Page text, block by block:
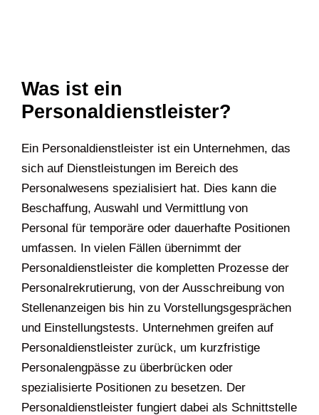
Was ist ein
Personaldienstleister?
Ein Personaldienstleister ist ein Unternehmen, das
sich auf Dienstleistungen im Bereich des
Personalwesens spezialisiert hat. Dies kann die
Beschaffung, Auswahl und Vermittlung von
Personal für temporäre oder dauerhafte Positionen
umfassen. In vielen Fällen übernimmt der
Personaldienstleister die kompletten Prozesse der
Personalrekrutierung, von der Ausschreibung von
Stellenanzeigen bis hin zu Vorstellungsgesprächen
und Einstellungstests. Unternehmen greifen auf
Personaldienstleister zurück, um kurzfristige
Personalengpässe zu überbrücken oder
spezialisierte Positionen zu besetzen. Der
Personaldienstleister fungiert dabei als Schnittstelle